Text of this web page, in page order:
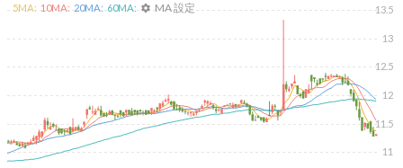
11
11.5
12
12.5
13
13.5
5MA: 10MA: 20MA: 60MA: settings MA 設定